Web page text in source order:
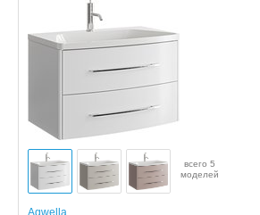
всего 5
моделей
Aqwella